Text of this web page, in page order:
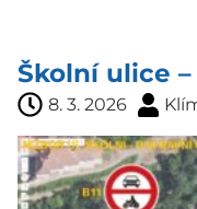
Školní ulice –
8. 3. 2026